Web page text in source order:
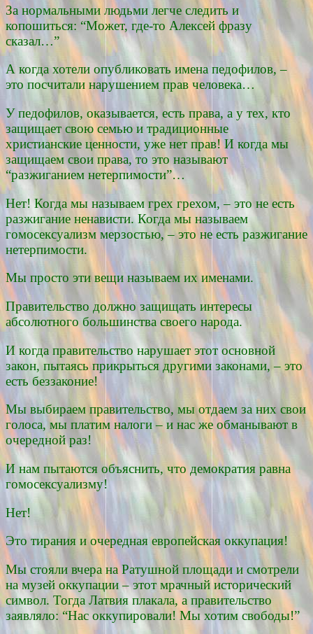
За нормальными людьми легче следить и
копошиться: “Может, где-то Алексей фразу
сказал…”
А когда хотели опубликовать имена педофилов, –
это посчитали нарушением прав человека…
У педофилов, оказывается, есть права, а у тех, кто
защищает свою семью и традиционные
христианские ценности, уже нет прав! И когда мы
защищаем свои права, то это называют
“разжиганием нетерпимости”…
Нет! Когда мы называем грех грехом, – это не есть
разжигание ненависти. Когда мы называем
гомосексуализм мерзостью, – это не есть разжигание
нетерпимости.
Мы просто эти вещи называем их именами.
Правительство должно защищать интересы
абсолютного большинства своего народа.
И когда правительство нарушает этот основной
закон, пытаясь прикрыться другими законами, – это
есть беззаконие!
Мы выбираем правительство, мы отдаем за них свои
голоса, мы платим налоги – и нас же обманывают в
очередной раз!
И нам пытаются объяснить, что демократия равна
гомосексуализму!
Нет!
Это тирания и очередная европейская оккупация!
Мы стояли вчера на Ратушной площади и смотрели
на музей оккупации – этот мрачный исторический
символ. Тогда Латвия плакала, а правительство
заявляло: “Нас оккупировали! Мы хотим свободы!”